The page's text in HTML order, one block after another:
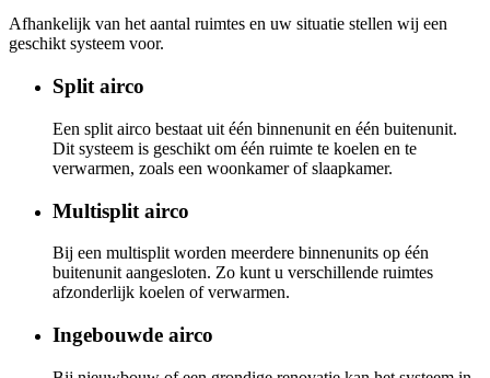
Afhankelijk van het aantal ruimtes en uw situatie stellen wij een
geschikt systeem voor.
Split airco
Een split airco bestaat uit één binnenunit en één buitenunit.
Dit systeem is geschikt om één ruimte te koelen en te
verwarmen, zoals een woonkamer of slaapkamer.
Multisplit airco
Bij een multisplit worden meerdere binnenunits op één
buitenunit aangesloten. Zo kunt u verschillende ruimtes
afzonderlijk koelen of verwarmen.
Ingebouwde airco